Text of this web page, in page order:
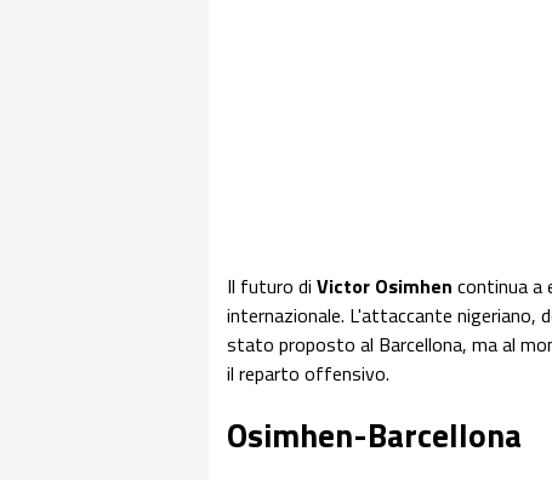
Il futuro di Victor Osimhen continua a
internazionale. L'attaccante nigeriano,
stato proposto al Barcellona, ma al
il reparto offensivo.
Osimhen-Barcellona